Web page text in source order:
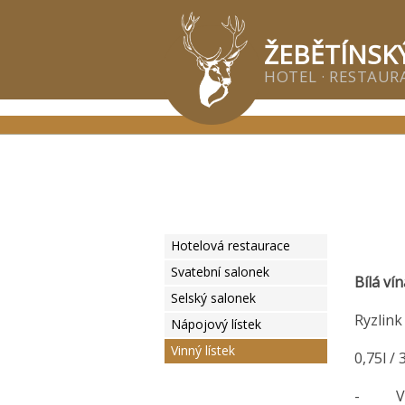
Hotelová restaurace
Svatební salonek
Selský salonek
Nápojový lístek
Vinný lístek
Bílá
0,75l /
-
HOTEL ·